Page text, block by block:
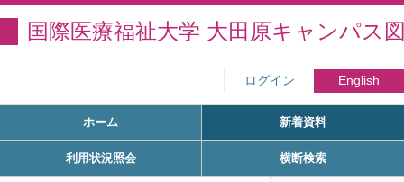
国際医療福祉大学 大田原キャンパス
ログイン English
ホーム 新着資料
利用状況照会 横断検索